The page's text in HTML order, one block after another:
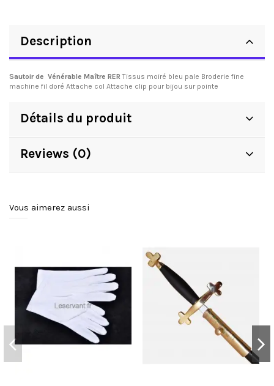
Description
Sautoir de Vénérable Maître RER Tissus moiré bleu pale Broderie fine
machine fil doré Attache col Attache clip pour bijou sur pointe
Détails du produit
Reviews (0)
Vous aimerez aussi